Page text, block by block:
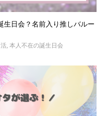
生日会？名前入り推しバルー
, 本人不在の誕生日会